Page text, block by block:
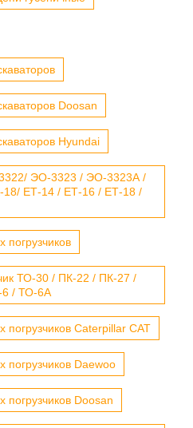
Doosan
Hyundai
3322/ ЭО-3323 / ЭО-3323А /
ЕТ-14 / ЕТ-16 / ЕТ-18 /
погрузчиков
ТО-30 / ПК-22 / ПК-27 /
/ ТО-6А
Caterpillar CAT
погрузчиков Daewoo
Doosan